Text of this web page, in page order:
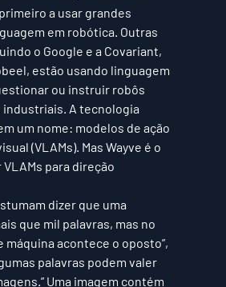
a usar grandes
em robótica. Outras
o Google e a Covariant,
estão usando linguagem
ou instruir robôs
A tecnologia
um nome: modelos de ação
(VLAMs). Mas Wayve é o
para direção
dizer que uma
que mil palavras, mas no
máquina acontece o oposto”,
palavras podem valer
Uma imagem contém